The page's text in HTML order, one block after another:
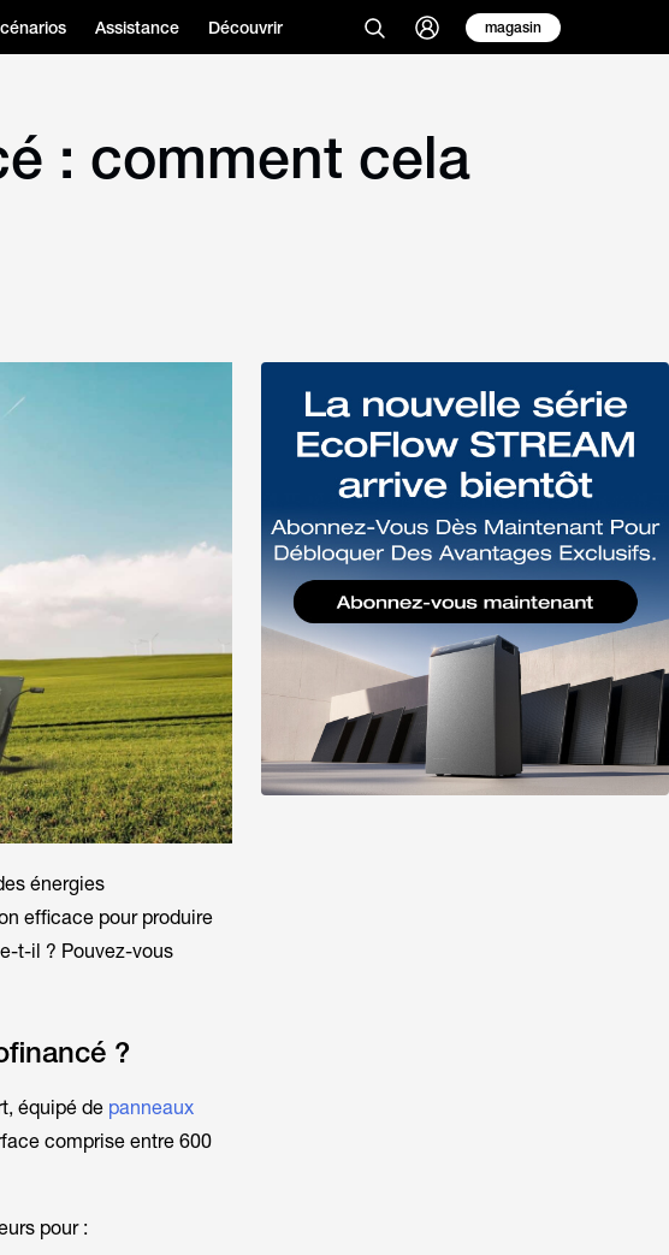
Assistance Découvrir magasin
: comment cela
énergies
efficace pour produire
t-il ? Pouvez-vous
?
équipé de panneaux
comprise entre 600
pour :